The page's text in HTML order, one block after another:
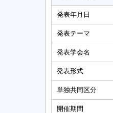
発表年月日
発表テーマ
発表学会名
発表形式
単独共同区分
開催期間